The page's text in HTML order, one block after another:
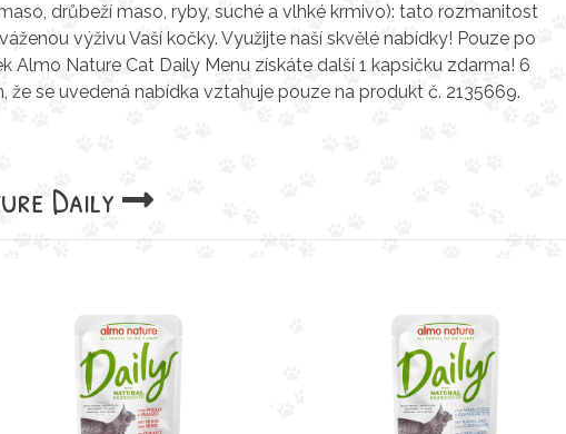
drůbeží maso, ryby, suché a vlhké krmivo): tato rozmanitost
výživu Vaší kočky. Využijte naší skvělé nabídky! Pouze po
Almo Nature Cat Daily Menu získáte další 1 kapsičku zdarma! 6
se uvedená nabídka vztahuje pouze na produkt č. 2135669.
Daily